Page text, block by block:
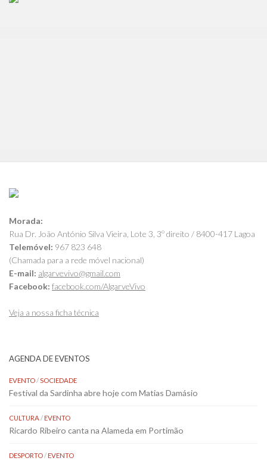
Morada:
Rua Dr. João António Silva Vieira, Lote 3, 3º direito / 8400-417 Lagoa
Telemóvel: 967 823 648
(Chamada para a rede móvel nacional)
E-mail: algarvevivo@gmail.com
Facebook: facebook.com/AlgarveVivo
Veja a nossa ficha técnica
AGENDA DE EVENTOS
EVENTO / SOCIEDADE
Festival da Sardinha abre hoje com Matias Damásio
CULTURA /EVENTO
Ricardo Ribeiro canta na Alameda em Portimão
DESPORTO /EVENTO